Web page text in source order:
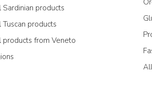
Sardinian products
Tuscan products
products from Veneto